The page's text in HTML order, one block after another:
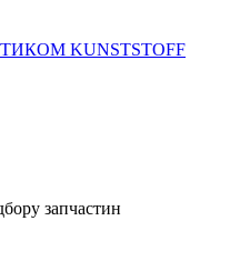
KUNSTSTOFF
запчастин